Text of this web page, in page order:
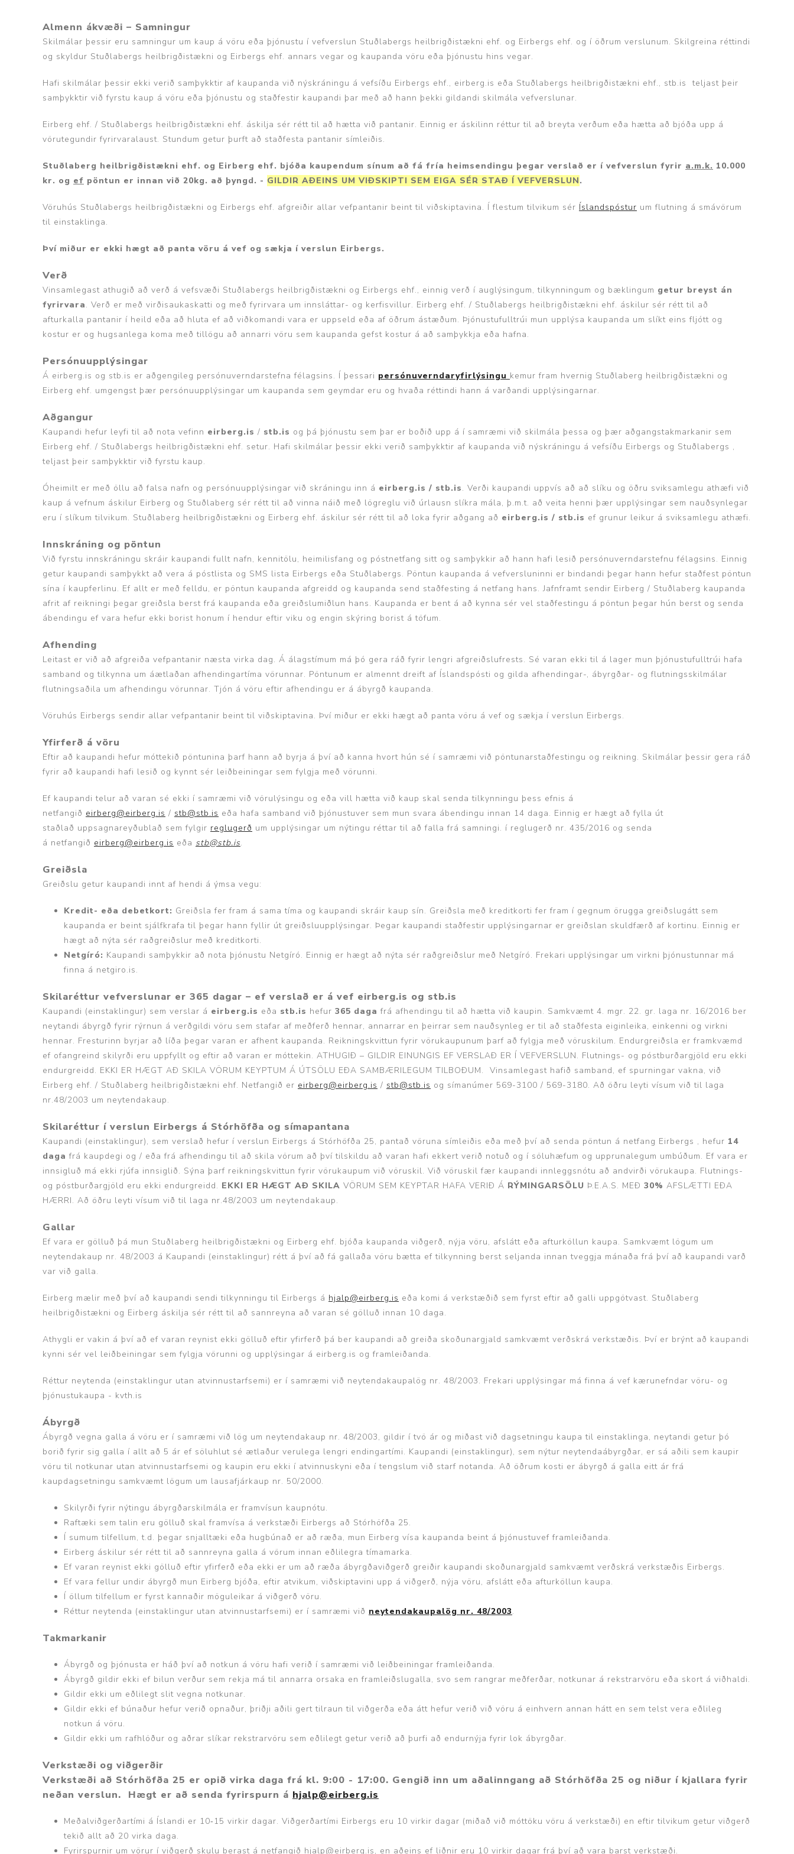
Íþróttafatnaður
Aðrar vörur
Stafir og
gönguhjálpartæki
Ferðavörur
Aðgerðar- og þrýstingsfatnaður Þjálfun og endurhæfing
Æfingadýnur og boltar
Gigtarvörur
Stuðningshlífar
Réttstöðubelti
Íþrótta- og Kinesioteip
Almenn ákvæði – Samningur
Skilmálar þessir eru samningur um kaup á vöru eða þjónustu í vefverslun Stuðlabergs heilbrigðistækni ehf. og Eirbergs ehf. og í öðrum verslunum. Skilgreina réttindi
og skyldur Stuðlabergs heilbrigðistækni og Eirbergs ehf. annars vegar og kaupanda vöru eða þjónustu hins vegar.
Hafi skilmálar þessir ekki verið samþykktir af kaupanda við nýskráningu á vefsíðu Eirbergs ehf., eirberg.is eða Stuðlabergs heilbrigðistækni ehf., stb.is teljast þeir
samþykktir við fyrstu kaup á vöru eða þjónustu og staðfestir kaupandi þar með að hann þekki gildandi skilmála vefverslunar.
Eirberg ehf. / Stuðlabergs heilbrigðistækni ehf. áskilja sér rétt til að hætta við pantanir. Einnig er áskilinn réttur til að breyta verðum eða hætta að bjóða upp á
vörutegundir fyrirvaralaust. Stundum getur þurft að staðfesta pantanir símleiðis.
Stuðlaberg heilbrigðistækni ehf. og Eirberg ehf. bjóða kaupendum sínum að fá fría heimsendingu þegar verslað er í vefverslun fyrir a.m.k. 10.000
kr. og ef pöntun er innan við 20kg. að þyngd. - GILDIR AÐEINS UM VIÐSKIPTI SEM EIGA SÉR STAÐ Í VEFVERSLUN.
Vöruhús Stuðlabergs heilbrigðistækni og Eirbergs ehf. afgreiðir allar vefpantanir beint til viðskiptavina. Í flestum tilvikum sér Íslandspóstur um flutning á smávörum
til einstaklinga.
Því miður er ekki hægt að panta vöru á vef og sækja í verslun Eirbergs.
Verð
Vinsamlegast athugið að verð á vefsvæði Stuðlabergs heilbrigðistækni og Eirbergs ehf., einnig verð í auglýsingum, tilkynningum og bæklingum getur breyst án
fyrirvara. Verð er með virðisaukaskatti og með fyrirvara um innsláttar- og kerfisvillur. Eirberg ehf. / Stuðlabergs heilbrigðistækni ehf. áskilur sér rétt til að
afturkalla pantanir í heild eða að hluta ef að viðkomandi vara er uppseld eða af öðrum ástæðum. Þjónustufulltrúi mun upplýsa kaupanda um slíkt eins fljótt og
kostur er og hugsanlega koma með tillögu að annarri vöru sem kaupanda gefst kostur á að samþykkja eða hafna.
Persónuupplýsingar
Á eirberg.is og stb.is er aðgengileg persónuverndarstefna félagsins. Í þessari persónuverndaryfirlýsingu kemur fram hvernig Stuðlaberg heilbrigðistækni og
Eirberg ehf. umgengst þær persónuupplýsingar um kaupanda sem geymdar eru og hvaða réttindi hann á varðandi upplýsingarnar.
Aðgangur
Kaupandi hefur leyfi til að nota vefinn eirberg.is / stb.is og þá þjónustu sem þar er boðið upp á í samræmi við skilmála þessa og þær aðgangstakmarkanir sem
Eirberg ehf. / Stuðlabergs heilbrigðistækni ehf. setur. Hafi skilmálar þessir ekki verið samþykktir af kaupanda við nýskráningu á vefsíðu Eirbergs og Stuðlabergs ,
teljast þeir samþykktir við fyrstu kaup.
Óheimilt er með öllu að falsa nafn og persónuupplýsingar við skráningu inn á eirberg.is / stb.is. Verði kaupandi uppvís að að slíku og öðru sviksamlegu athæfi við
kaup á vefnum áskilur Eirberg og Stuðlaberg sér rétt til að vinna náið með lögreglu við úrlausn slíkra mála, þ.m.t. að veita henni þær upplýsingar sem nauðsynlegar
eru í slíkum tilvikum. Stuðlaberg heilbrigðistækni og Eirberg ehf. áskilur sér rétt til að loka fyrir aðgang að eirberg.is / stb.is ef grunur leikur á sviksamlegu athæfi.
Innskráning og pöntun
Við fyrstu innskráningu skráir kaupandi fullt nafn, kennitölu, heimilisfang og póstnetfang sitt og samþykkir að hann hafi lesið persónuverndarstefnu félagsins. Einnig
getur kaupandi samþykkt að vera á póstlista og SMS lista Eirbergs eða Stuðlabergs. Pöntun kaupanda á vefversluninni er bindandi þegar hann hefur staðfest pöntun
sína í kaupferlinu. Ef allt er með felldu, er pöntun kaupanda afgreidd og kaupanda send staðfesting á netfang hans. Jafnframt sendir Eirberg / Stuðlaberg kaupanda
afrit af reikningi þegar greiðsla berst frá kaupanda eða greiðslumiðlun hans. Kaupanda er bent á að kynna sér vel staðfestingu á pöntun þegar hún berst og senda
ábendingu ef vara hefur ekki borist honum í hendur eftir viku og engin skýring borist á töfum.
Afhending
Leitast er við að afgreiða vefpantanir næsta virka dag. Á álagstímum má þó gera ráð fyrir lengri afgreiðslufrests. Sé varan ekki til á lager mun þjónustufulltrúi hafa
samband og tilkynna um áætlaðan afhendingartíma vörunnar. Pöntunum er almennt dreift af Íslandspósti og gilda afhendingar-, ábyrgðar- og flutningsskilmálar
flutningsaðila um afhendingu vörunnar. Tjón á vöru eftir afhendingu er á ábyrgð kaupanda.
Vöruhús Eirbergs sendir allar vefpantanir beint til viðskiptavina. Því miður er ekki hægt að panta vöru á vef og sækja í verslun Eirbergs.
Yfirferð á vöru
Eftir að kaupandi hefur móttekið pöntunina þarf hann að byrja á því að kanna hvort hún sé í samræmi við pöntunarstaðfestingu og reikning. Skilmálar þessir gera ráð
fyrir að kaupandi hafi lesið og kynnt sér leiðbeiningar sem fylgja með vörunni.
Ef kaupandi telur að varan sé ekki í samræmi við vörulýsingu og eða vill hætta við kaup skal senda tilkynningu þess efnis á
netfangið eirberg@eirberg.is / stb@stb.is eða hafa samband við þjónustuver sem mun svara ábendingu innan 14 daga. Einnig er hægt að fylla út
staðlað uppsagnareyðublað sem fylgir reglugerð um upplýsingar um nýtingu réttar til að falla frá samningi. í reglugerð nr. 435/2016 og senda
á netfangið eirberg@eirberg.is eða stb@stb.is.
Greiðsla
Greiðslu getur kaupandi innt af hendi á ýmsa vegu:
Kredit- eða debetkort: Greiðsla fer fram á sama tíma og kaupandi skráir kaup sín. Greiðsla með kreditkorti fer fram í gegnum örugga greiðslugátt sem
kaupanda er beint sjálfkrafa til þegar hann fyllir út greiðsluupplýsingar. Þegar kaupandi staðfestir upplýsingarnar er greiðslan skuldfærð af kortinu. Einnig er
hægt að nýta sér raðgreiðslur með kreditkorti.
Netgíró: Kaupandi samþykkir að nota þjónustu Netgíró. Einnig er hægt að nýta sér raðgreiðslur með Netgíró. Frekari upplýsingar um virkni þjónustunnar má
finna á netgiro.is.
Skilaréttur vefverslunar er 365 dagar – ef verslað er á vef eirberg.is og stb.is
Kaupandi (einstaklingur) sem verslar á eirberg.is eða stb.is hefur 365 daga frá afhendingu til að hætta við kaupin. Samkvæmt 4. mgr. 22. gr. laga nr. 16/2016 ber
neytandi ábyrgð fyrir rýrnun á verðgildi vöru sem stafar af meðferð hennar, annarrar en þeirrar sem nauðsynleg er til að staðfesta eiginleika, einkenni og virkni
hennar. Fresturinn byrjar að líða þegar varan er afhent kaupanda. Reikningskvittun fyrir vörukaupunum þarf að fylgja með vöruskilum. Endurgreiðsla er framkvæmd
ef ofangreind skilyrði eru uppfyllt og eftir að varan er móttekin. ATHUGIÐ – GILDIR EINUNGIS EF VERSLAÐ ER Í VEFVERSLUN. Flutnings- og póstburðargjöld eru ekki
endurgreidd. EKKI ER HÆGT AÐ SKILA VÖRUM KEYPTUM Á ÚTSÖLU EÐA SAMBÆRILEGUM TILBOÐUM. Vinsamlegast hafið samband, ef spurningar vakna, við
Eirberg ehf. / Stuðlaberg heilbrigðistækni ehf. Netfangið er eirberg@eirberg.is / stb@stb.is og símanúmer 569-3100 / 569-3180. Að öðru leyti vísum við til laga
nr.48/2003 um neytendakaup.
Skilaréttur í verslun Eirbergs á Stórhöfða og símapantana
Kaupandi (einstaklingur), sem verslað hefur í verslun Eirbergs á Stórhöfða 25, pantað vöruna símleiðis eða með því að senda pöntun á netfang Eirbergs , hefur 14
daga frá kaupdegi og / eða frá afhendingu til að skila vörum að því tilskildu að varan hafi ekkert verið notuð og í söluhæfum og upprunalegum umbúðum. Ef vara er
innsigluð má ekki rjúfa innsiglið. Sýna þarf reikningskvittun fyrir vörukaupum við vöruskil. Við vöruskil fær kaupandi innleggsnótu að andvirði vörukaupa. Flutnings-
og póstburðargjöld eru ekki endurgreidd. EKKI ER HÆGT AÐ SKILA VÖRUM SEM KEYPTAR HAFA VERIÐ Á RÝMINGARSÖLU Þ.E.A.S. MEÐ 30% AFSLÆTTI EÐA
HÆRRI. Að öðru leyti vísum við til laga nr.48/2003 um neytendakaup.
Gallar
Ef vara er gölluð þá mun Stuðlaberg heilbrigðistækni og Eirberg ehf. bjóða kaupanda viðgerð, nýja vöru, afslátt eða afturköllun kaupa. Samkvæmt lögum um
neytendakaup nr. 48/2003 á Kaupandi (einstaklingur) rétt á því að fá gallaða vöru bætta ef tilkynning berst seljanda innan tveggja mánaða frá því að kaupandi varð
var við galla.
Eirberg mælir með því að kaupandi sendi tilkynningu til Eirbergs á hjalp@eirberg.is eða komi á verkstæðið sem fyrst eftir að galli uppgötvast. Stuðlaberg
heilbrigðistækni og Eirberg áskilja sér rétt til að sannreyna að varan sé gölluð innan 10 daga.
Athygli er vakin á því að ef varan reynist ekki gölluð eftir yfirferð þá ber kaupandi að greiða skoðunargjald samkvæmt verðskrá verkstæðis. Því er brýnt að kaupandi
kynni sér vel leiðbeiningar sem fylgja vörunni og upplýsingar á eirberg.is og framleiðanda.
Réttur neytenda (einstaklingur utan atvinnustarfsemi) er í samræmi við neytendakaupalög nr. 48/2003. Frekari upplýsingar má finna á vef kærunefndar vöru- og
þjónustukaupa - kvth.is
Ábyrgð
Ábyrgð vegna galla á vöru er í samræmi við lög um neytendakaup nr. 48/2003, gildir í tvö ár og miðast við dagsetningu kaupa til einstaklinga, neytandi getur þó
borið fyrir sig galla í allt að 5 ár ef söluhlut sé ætlaður verulega lengri endingartími. Kaupandi (einstaklingur), sem nýtur neytendaábyrgðar, er sá aðili sem kaupir
vöru til notkunar utan atvinnustarfsemi og kaupin eru ekki í atvinnuskyni eða í tengslum við starf notanda. Að öðrum kosti er ábyrgð á galla eitt ár frá
kaupdagsetningu samkvæmt lögum um lausafjárkaup nr. 50/2000.
Skilyrði fyrir nýtingu ábyrgðarskilmála er framvísun kaupnótu.
Raftæki sem talin eru gölluð skal framvísa á verkstæði Eirbergs að Stórhöfða 25.
Í sumum tilfellum, t.d. þegar snjalltæki eða hugbúnað er að ræða, mun Eirberg vísa kaupanda beint á þjónustuvef framleiðanda.
Eirberg áskilur sér rétt til að sannreyna galla á vörum innan eðlilegra tímamarka.
Ef varan reynist ekki gölluð eftir yfirferð eða ekki er um að ræða ábyrgðaviðgerð greiðir kaupandi skoðunargjald samkvæmt verðskrá verkstæðis Eirbergs.
Ef vara fellur undir ábyrgð mun Eirberg bjóða, eftir atvikum, viðskiptavini upp á viðgerð, nýja vöru, afslátt eða afturköllun kaupa.
Í öllum tilfellum er fyrst kannaðir möguleikar á viðgerð vöru.
Réttur neytenda (einstaklingur utan atvinnustarfsemi) er í samræmi við neytendakaupalög nr. 48/2003.
Takmarkanir
Ábyrgð og þjónusta er háð því að notkun á vöru hafi verið í samræmi við leiðbeiningar framleiðanda.
Ábyrgð gildir ekki ef bilun verður sem rekja má til annarra orsaka en framleiðslugalla, svo sem rangrar meðferðar, notkunar á rekstrarvöru eða skort á viðhaldi.
Gildir ekki um eðlilegt slit vegna notkunar.
Gildir ekki ef búnaður hefur verið opnaður, þriðji aðili gert tilraun til viðgerða eða átt hefur verið við vöru á einhvern annan hátt en sem telst vera eðlileg
notkun á vöru.
Gildir ekki um rafhlöður og aðrar slíkar rekstrarvöru sem eðlilegt getur verið að þurfi að endurnýja fyrir lok ábyrgðar.
Verkstæði og viðgerðir
Verkstæði að Stórhöfða 25 er opið virka daga frá kl. 9:00 - 17:00. Gengið inn um aðalinngang að Stórhöfða 25 og niður í kjallara fyrir
neðan verslun. Hægt er að senda fyrirspurn á hjalp@eirberg.is
Meðalviðgerðartími á Íslandi er 10‐15 virkir dagar. Viðgerðartími Eirbergs eru 10 virkir dagar (miðað við móttöku vöru á verkstæði) en eftir tilvikum getur viðgerð
tekið allt að 20 virka daga.
Fyrirspurnir um vörur í viðgerð skulu berast á netfangið hjalp@eirberg.is, en aðeins ef liðnir eru 10 virkir dagar frá því að vara barst verkstæði.